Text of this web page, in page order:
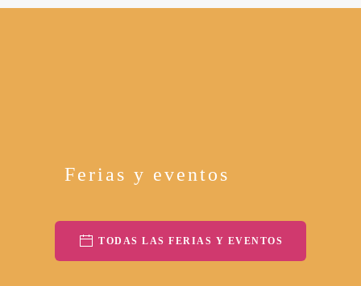
Ferias y eventos
TODAS LAS FERIAS Y EVENTOS